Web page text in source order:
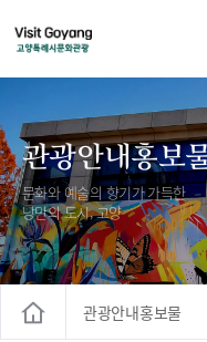
관광안내홍보
문화와 예술의 향기가 가득한
낭만의 도시, 고양
관광안내홍보물